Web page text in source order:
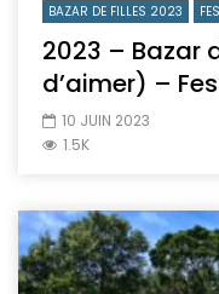
BAZAR DE FILLES 2023
2023 – Bazar
d’aimer) –
10 JUIN 2023
1.5K